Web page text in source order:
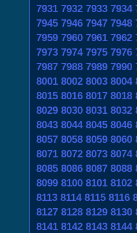
7931 7932 7933 7934
7945 7946 7947 7948
7959 7960 7961 7962
7973 7974 7975 7976
7987 7988 7989 7990
8001 8002 8003 8004
8015 8016 8017 8018
8029 8030 8031 8032
8043 8044 8045 8046
8057 8058 8059 8060
8071 8072 8073 8074
8085 8086 8087 8088
8099 8100 8101 8102
8113 8114 8115 8116
8127 8128 8129 8130
8141 8142 8143 8144